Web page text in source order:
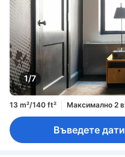
1/7
13 m²/140 ft² Максимално 2
Въведете